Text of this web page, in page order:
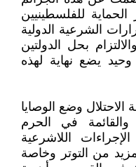
الحماية للفلسطينيين
الشرعية الدولية
بحل الدولتين
وحيد يضع نهاية لهذه
وضع الوصايا
والقائمة في الحرم
اللاشرعية
من التوتر وخاصة